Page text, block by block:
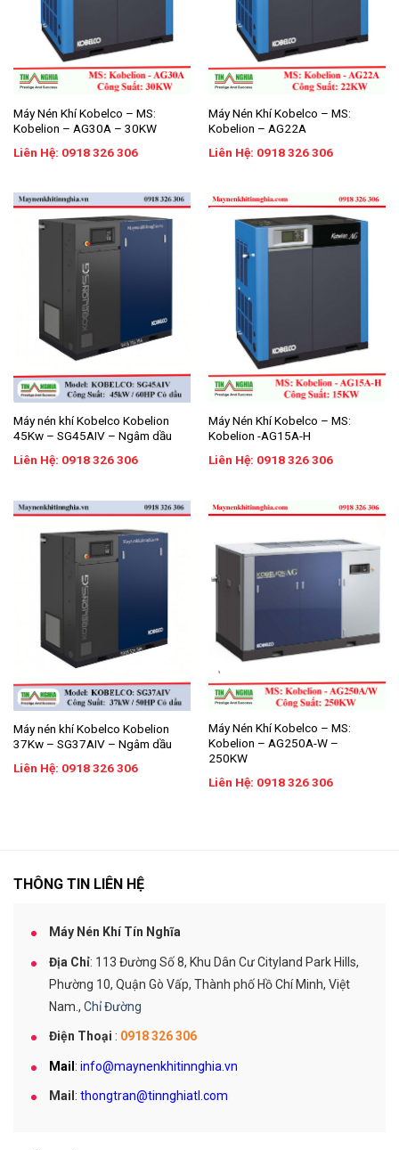
Máy Nén Khí Kobelco – MS:
Kobelion – AG30A – 30KW
Liên Hệ: 0918 326 306
Máy Nén Khí Kobelco – MS:
Kobelion – AG22A
Liên Hệ: 0918 326 306
Máy nén khí Kobelco Kobelion
45Kw – SG45AIV – Ngâm dầu
Liên Hệ: 0918 326 306
Máy Nén Khí Kobelco – MS:
Kobelion -AG15A-H
Liên Hệ: 0918 326 306
Máy nén khí Kobelco Kobelion
37Kw – SG37AIV – Ngâm dầu
Liên Hệ: 0918 326 306
Máy Nén Khí Kobelco – MS:
Kobelion – AG250A-W –
250KW
Liên Hệ: 0918 326 306
THÔNG TIN LIÊN HỆ
Máy Nén Khí Tín Nghĩa
Địa Chỉ: 113 Đường Số 8, Khu Dân Cư Cityland Park Hills,
Phường 10, Quận Gò Vấp, Thành phố Hồ Chí Minh, Việt
Nam., Chỉ Đường
Điện Thoại : 0918 326 306
Mail: info@maynenkhitinnghia.vn
Mail : thongtran@tinnghiatl.com